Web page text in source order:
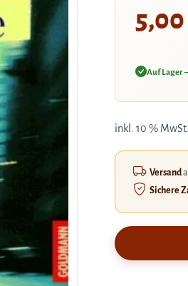
5,00
Auf Lager
inkl. 10 % MwSt.
Versand
Sichere